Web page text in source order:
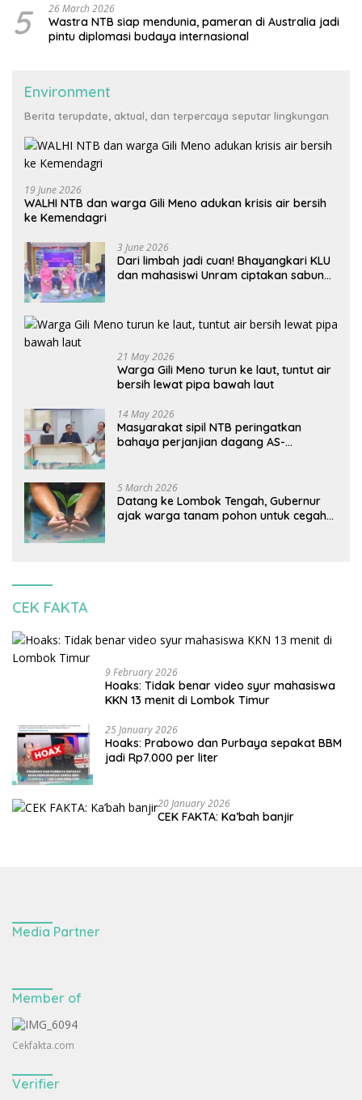
5 26 March 2026
Wastra NTB siap mendunia, pameran di Australia jadi
pintu diplomasi budaya internasional
Environment
Berita terupdate, aktual, dan terpercaya seputar lingkungan
19 June 2026
WALHI NTB dan warga Gili Meno adukan krisis air bersih
ke Kemendagri
3 June 2026
Dari limbah jadi cuan! Bhayangkari KLU
dan mahasiswi Unram ciptakan sabun
21 May 2026
Warga Gili Meno turun ke laut, tuntut air
bersih lewat pipa bawah laut
14 May 2026
Masyarakat sipil NTB peringatkan
bahaya perjanjian dagang AS-
5 March 2026
Datang ke Lombok Tengah, Gubernur
ajak warga tanam pohon untuk cegah
CEK FAKTA
9 February 2026
Hoaks: Tidak benar video syur mahasiswa
KKN 13 menit di Lombok Timur
25 January 2026
Hoaks: Prabowo dan Purbaya sepakat BBM
jadi Rp7.000 per liter
20 January 2026
CEK FAKTA: Ka’bah banjir
Media Partner
Member of
Cekfakta.com
Verifier